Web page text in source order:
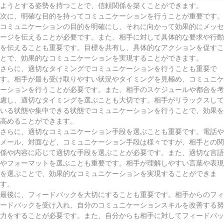
ようとする姿勢を持つことで、信頼関係を築くことができます。
次に、明確な目的を持ってコミュニケーションを行うことが重要です。
コミュニケーションの目的を明確にし、それに向かって効果的にメッセ
ージを伝えることが必要です。また、相手に対して具体的な要求や行動
を伝えることも重要です。目標を共有し、具体的なアクションを促すこ
とで、効果的なコミュニケーションを実現することができます。
さらに、適切なタイミングでコミュニケーションを行うことも重要で
す。相手が最も受け取りやすい状況やタイミングを見極め、コミュニケ
ーションを行うことが必要です。また、相手のスケジュールや都合を考
慮し、適切なタイミングを選ぶことも大切です。相手がリラックスして
いる状態や集中できる状態でコミュニケーションを行うことで、効果を
高めることができます。
さらに、適切なコミュニケーション手段を選ぶことも重要です。電話や
メール、対面など、コミュニケーション手段は様々ですが、相手との関
係や内容に応じて適切な手段を選ぶことが必要です。また、適切な言語
やフォーマットを選ぶことも重要です。相手が理解しやすい言葉や表現
を選ぶことで、効果的なコミュニケーションを実現することができま
す。
最後に、フィードバックを大切にすることも重要です。相手からのフィ
ードバックを受け入れ、自分のコミュニケーションスキルを改善する努
力をすることが必要です。また、自分からも相手に対してフィードバッ